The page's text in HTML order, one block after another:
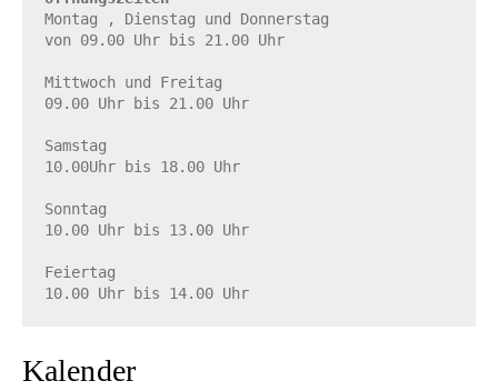
Montag , Dienstag und Donnerstag
von 09.00 Uhr bis 21.00 Uhr
Mittwoch und Freitag
09.00 Uhr bis 21.00 Uhr
Samstag
10.00Uhr bis 18.00 Uhr
Sonntag
10.00 Uhr bis 13.00 Uhr
Feiertag
10.00 Uhr bis 14.00 Uhr
Kalender